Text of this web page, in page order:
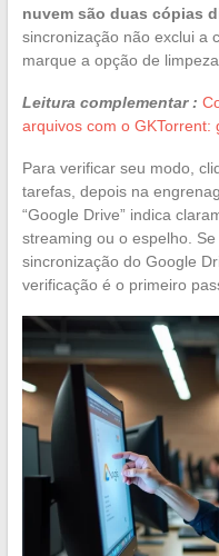
nuvem são duas cópias
sincronização não exclui a
marque a opção de
Leitura complementar :
arquivos com o GKTorrent:
Para verificar seu modo,
tarefas, depois na
“Google Drive” indica
streaming ou o espelho.
sincronização do Google
verificação é o primeiro